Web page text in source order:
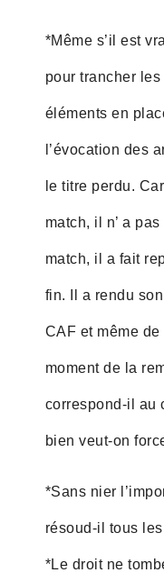
*Même s’il est
pour trancher
éléments en
l’évocation des
le titre perdu.
match, il n’ a
match, il a fait
fin. Il a rendu
CAF et même
moment de la
correspond-il au
bien veut-on
*Sans nier
résoud-il tous
*Le droit ne